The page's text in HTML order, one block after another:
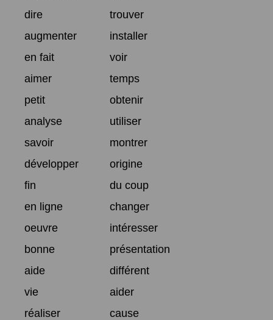
dire
trouver
augmenter
installer
en fait
voir
aimer
temps
petit
obtenir
analyse
utiliser
savoir
montrer
développer
origine
fin
du coup
en ligne
changer
oeuvre
intéresser
bonne
présentation
aide
différent
vie
aider
réaliser
cause